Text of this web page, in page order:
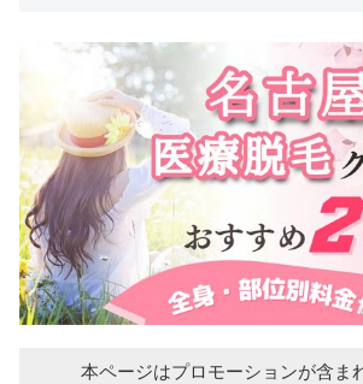
本ページはプロモーションが含ま